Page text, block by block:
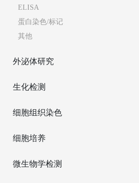
ELISA
蛋白染色/标记
其他
外泌体研究
生化检测
细胞组织染色
细胞培养
微生物学检测